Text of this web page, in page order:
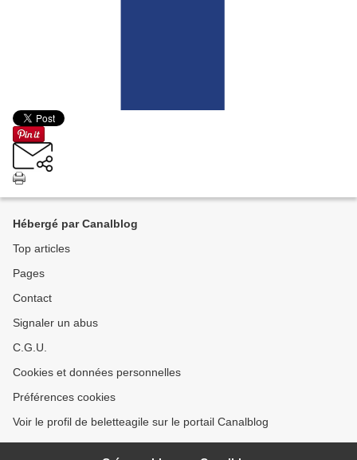
Hébergé par Canalblog
Top articles
Pages
Contact
Signaler un abus
C.G.U.
Cookies et données personnelles
Préférences cookies
Voir le profil de beletteagile sur le portail Canalblog